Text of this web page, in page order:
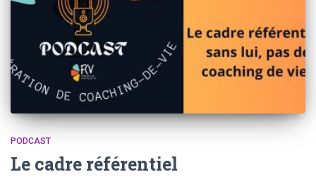
PODCAST
Le cadre référentiel